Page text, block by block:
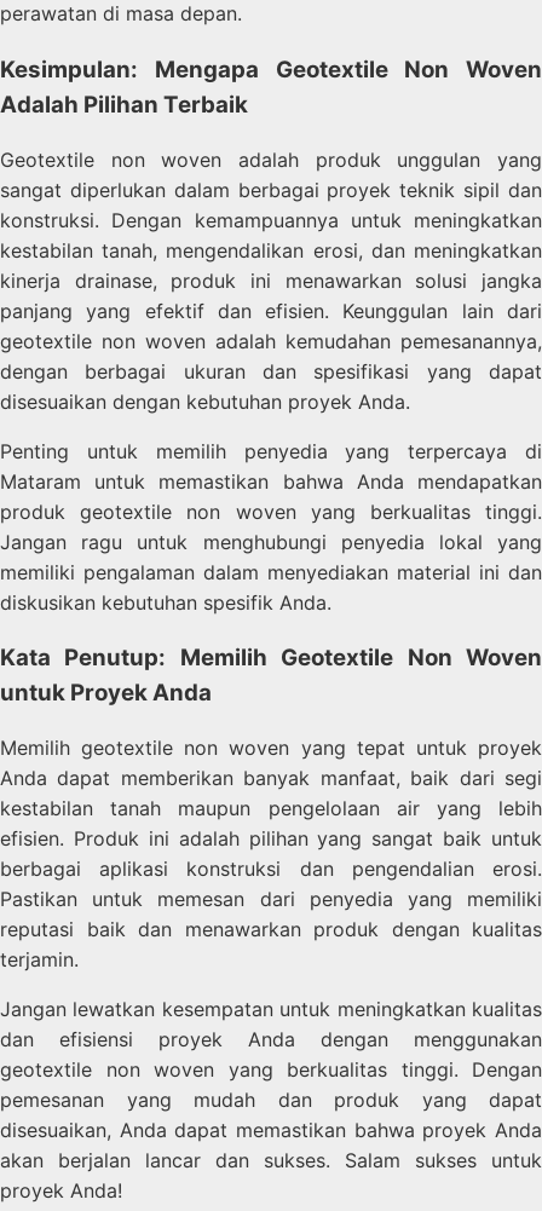
perawatan di masa depan.
Kesimpulan: Mengapa Geotextile Non Woven
Adalah Pilihan Terbaik
Geotextile non woven adalah produk unggulan yang
sangat diperlukan dalam berbagai proyek teknik sipil dan
konstruksi. Dengan kemampuannya untuk meningkatkan
kestabilan tanah, mengendalikan erosi, dan meningkatkan
kinerja drainase, produk ini menawarkan solusi jangka
panjang yang efektif dan efisien. Keunggulan lain dari
geotextile non woven adalah kemudahan pemesanannya,
dengan berbagai ukuran dan spesifikasi yang dapat
disesuaikan dengan kebutuhan proyek Anda.
Penting untuk memilih penyedia yang terpercaya di
Mataram untuk memastikan bahwa Anda mendapatkan
produk geotextile non woven yang berkualitas tinggi.
Jangan ragu untuk menghubungi penyedia lokal yang
memiliki pengalaman dalam menyediakan material ini dan
diskusikan kebutuhan spesifik Anda.
Kata Penutup: Memilih Geotextile Non Woven
untuk Proyek Anda
Memilih geotextile non woven yang tepat untuk proyek
Anda dapat memberikan banyak manfaat, baik dari segi
kestabilan tanah maupun pengelolaan air yang lebih
efisien. Produk ini adalah pilihan yang sangat baik untuk
berbagai aplikasi konstruksi dan pengendalian erosi.
Pastikan untuk memesan dari penyedia yang memiliki
reputasi baik dan menawarkan produk dengan kualitas
terjamin.
Jangan lewatkan kesempatan untuk meningkatkan kualitas
dan efisiensi proyek Anda dengan menggunakan
geotextile non woven yang berkualitas tinggi. Dengan
pemesanan yang mudah dan produk yang dapat
disesuaikan, Anda dapat memastikan bahwa proyek Anda
akan berjalan lancar dan sukses. Salam sukses untuk
proyek Anda!